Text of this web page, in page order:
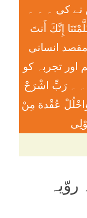
کی ۔ ۔ ۔
إِنَّكَ أَنتَ
مقصد انسانی
اور تجربہ کو
۔ ۔ رَبِّ اشْرَحْ
عُقْدة مِنْ